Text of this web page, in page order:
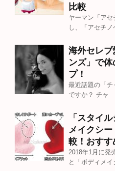
比較
ヤーマン「ア
し、「アセチノ
海外セレブ
ンズ」で
プ！
最近話題の「チ
ですか？ チャ
「スタイ
メイクシ
較！おすす
2018年1月に発
と「ボディメイ